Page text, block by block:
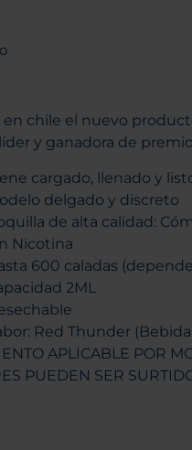
en chile el nuevo
y ganadora de
cargado, llenado y
delgado y discreto
de alta calidad:
Nicotina
600 caladas
2ML
Red Thunder
APLICABLE POR
PUEDEN SER